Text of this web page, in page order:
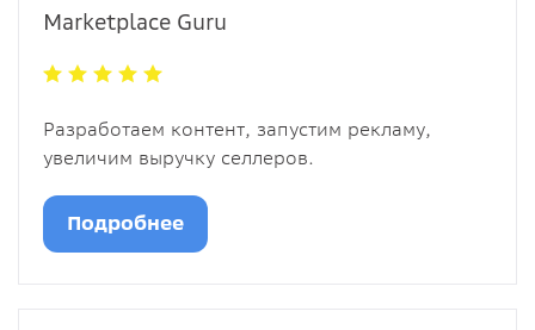
Marketplace Guru
Разработаем контент, запустим рекламу,
увеличим выручку селлеров.
Подробнее